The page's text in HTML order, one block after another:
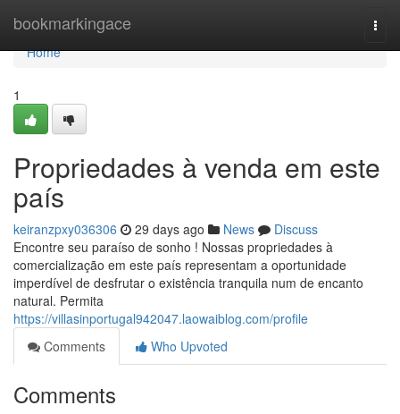
bookmarkingace
Home
Home
1
Propriedades à venda em este
país
keiranzpxy036306 29 days ago News
Discuss
Encontre seu paraíso de sonho ! Nossas propriedades à
comercialização em este país representam a oportunidade
imperdível de desfrutar o existência tranquila num de encanto
natural. Permita
https://villasinportugal942047.laowaiblog.com/profile
Comments
Who Upvoted
Comments